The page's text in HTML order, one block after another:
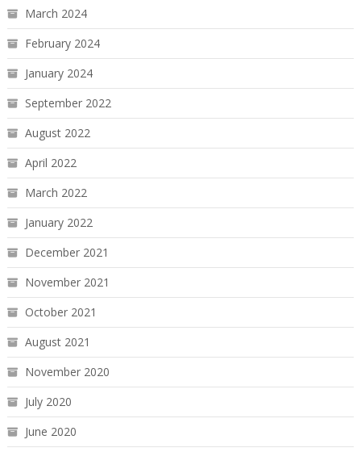
March 2024
February 2024
January 2024
September 2022
August 2022
April 2022
March 2022
January 2022
December 2021
November 2021
October 2021
August 2021
November 2020
July 2020
June 2020